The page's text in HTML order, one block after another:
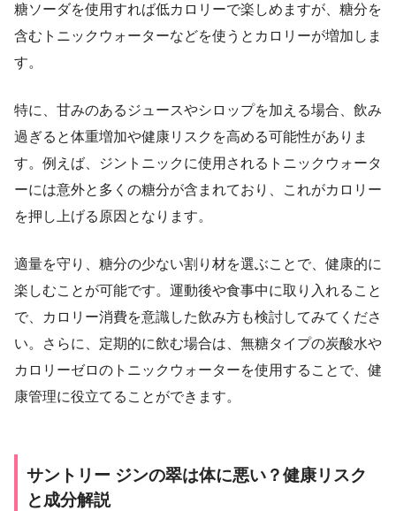
糖ソーダを使用すれば低カロリーで楽しめますが、糖分を
含むトニックウォーターなどを使うとカロリーが増加しま
す。
特に、甘みのあるジュースやシロップを加える場合、飲み
過ぎると体重増加や健康リスクを高める可能性がありま
す。例えば、ジントニックに使用されるトニックウォータ
ーには意外と多くの糖分が含まれており、これがカロリー
を押し上げる原因となります。
適量を守り、糖分の少ない割り材を選ぶことで、健康的に
楽しむことが可能です。運動後や食事中に取り入れること
で、カロリー消費を意識した飲み方も検討してみてくださ
い。さらに、定期的に飲む場合は、無糖タイプの炭酸水や
カロリーゼロのトニックウォーターを使用することで、健
康管理に役立てることができます。
サントリー ジンの翠は体に悪い？健康リスク
と成分解説